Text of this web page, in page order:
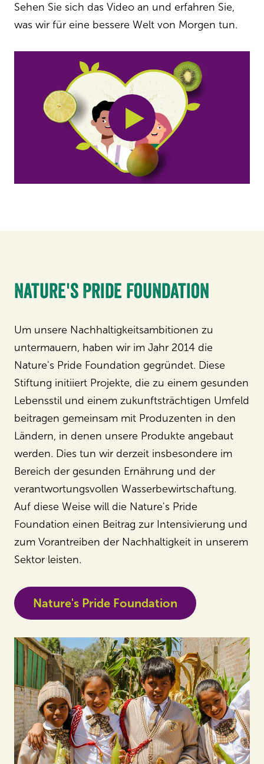
Sehen Sie sich das Video an und erfahren Sie,
was wir für eine bessere Welt von Morgen tun.
Nature's Pride Foundation
Um unsere Nachhaltigkeitsambitionen zu
untermauern, haben wir im Jahr 2014 die
Nature's Pride Foundation gegründet. Diese
Stiftung initiiert Projekte, die zu einem gesunden
Lebensstil und einem zukunftsträchtigen Umfeld
beitragen gemeinsam mit Produzenten in den
Ländern, in denen unsere Produkte angebaut
werden. Dies tun wir derzeit insbesondere im
Bereich der gesunden Ernährung und der
verantwortungsvollen Wasserbewirtschaftung.
Auf diese Weise will die Nature's Pride
Foundation einen Beitrag zur Intensivierung und
zum Vorantreiben der Nachhaltigkeit in unserem
Sektor leisten.
Nature's Pride Foundation